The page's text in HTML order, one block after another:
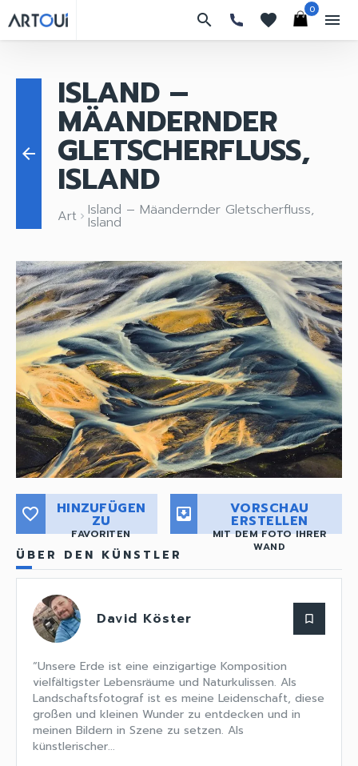
search favorites
0
menu
arrow_back
ISLAND –
MÄANDERNDER
GLETSCHERFLUSS,
ISLAND
Art keyboard_arrow_right Island – Mäandernder Gletscherfluss,
Island
favorite_border HINZUFÜGEN
ZU
FAVORITEN
move_to_inbox VORSCHAU
ERSTELLEN
MIT DEM FOTO IHRER
WAND
ÜBER DEN KÜNSTLER
David Köster bookmark_border
“Unsere Erde ist eine einzigartige Komposition
vielfältigster Lebensräume und Naturkulissen. Als
Landschaftsfotograf ist es meine Leidenschaft, diese
großen und kleinen Wunder zu entdecken und in
meinen Bildern in Szene zu setzen. Als
künstlerischer...